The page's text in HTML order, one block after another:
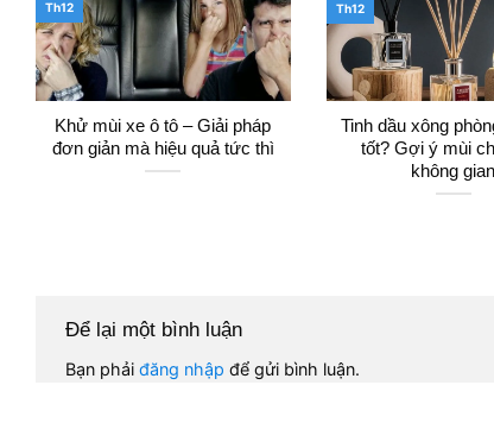
Khử mùi xe ô tô – Giải pháp
đơn giản mà hiệu quả tức thì
Th12
Tinh dầu xông
tốt? Gợi ý mùi
không gian
Th12
Để lại một bình luận
Bạn phải đăng nhập để gửi bình luận.